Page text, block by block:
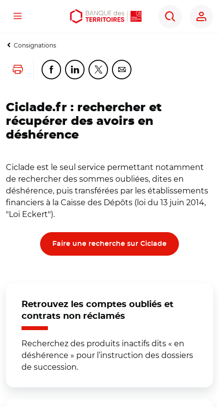
Aller
contenu
Aller
menu
Ouvrir
outils
Menu
Rechercher
Consignations
Lancer l'impressionPartager cette page sur Facebook
Partager cette page sur Linkedin
Partager cette page sur Twitter
Partager cette page sur
Ciclade.fr : rechercher et
récupérer des avoirs en
déshérence
Ciclade est le seul service permettant notamment
de rechercher des sommes oubliées, dites en
déshérence, puis transférées par les établissements
financiers à la Caisse des Dépôts (loi du 13 juin 2014,
"Loi Eckert").
Faire une recherche sur Ciclade
Retrouvez les comptes oubliés et
contrats non réclamés
Recherchez des produits inactifs dits « en
déshérence » pour l’instruction des dossiers
de succession.